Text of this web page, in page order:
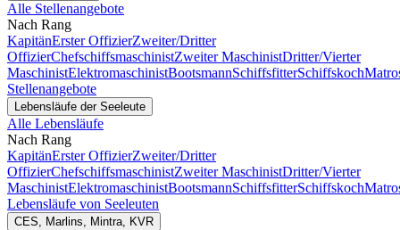
Alle Stellenangebote
Nach Rang
KapitänErster OffizierZweiter/Dritter
OffizierChefschiffsmaschinistZweiter MaschinistDritter/Vierter
MaschinistElektromaschinistBootsmannSchiffsfitterSchiffskoch
Stellenangebote
Lebensläufe der Seeleute
Alle Lebensläufe
Nach Rang
KapitänErster OffizierZweiter/Dritter
OffizierChefschiffsmaschinistZweiter MaschinistDritter/Vierter
MaschinistElektromaschinistBootsmannSchiffsfitterSchiffskoch
Lebensläufe von Seeleuten
CES, Marlins, Mintra, KVR